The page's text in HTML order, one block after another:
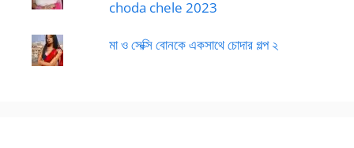
choda chele 2023
মা ও সেক্সি বোনকে একসাথে চোদার গল্প ২